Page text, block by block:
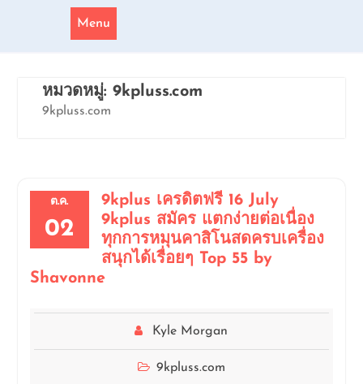
Menu
หมวดหมู่: 9kpluss.com
9kpluss.com
ต.ค.
02
9kplus เครดิตฟรี 16 July
9kplus สมัคร แตกง่ายต่อเนื่อง
ทุกการหมุนคาสิโนสดครบเครื่อง
สนุกได้เรื่อยๆ Top 55 by
Shavonne
Kyle Morgan
9kpluss.com